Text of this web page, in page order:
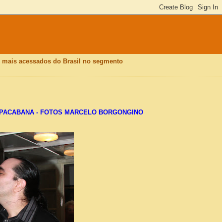
acessados do Brasil no segmento
- FOTOS MARCELO BORGONGINO